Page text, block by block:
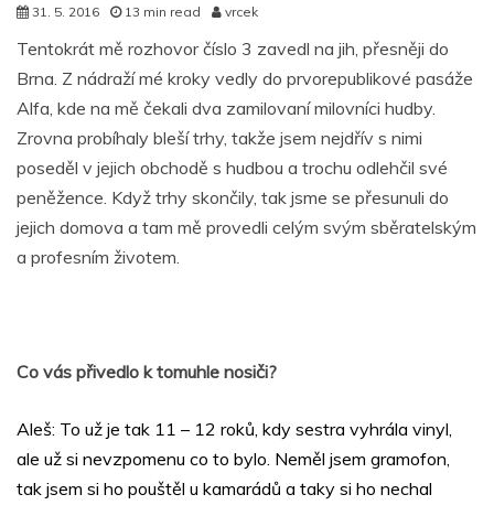
31. 5. 2016 13 min read vrcek
Tentokrát mě rozhovor číslo 3 zavedl na jih, přesněji do
Brna. Z nádraží mé kroky vedly do prvorepublikové pasáže
Alfa, kde na mě čekali dva zamilovaní milovníci hudby.
Zrovna probíhaly bleší trhy, takže jsem nejdřív s nimi
poseděl v jejich obchodě s hudbou a trochu odlehčil své
peněžence. Když trhy skončily, tak jsme se přesunuli do
jejich domova a tam mě provedli celým svým sběratelským
a profesním životem.
Co vás přivedlo k tomuhle nosiči?
Aleš: To už je tak 11 – 12 roků, kdy sestra vyhrála vinyl,
ale už si nevzpomenu co to bylo. Neměl jsem gramofon,
tak jsem si ho pouštěl u kamarádů a taky si ho nechal